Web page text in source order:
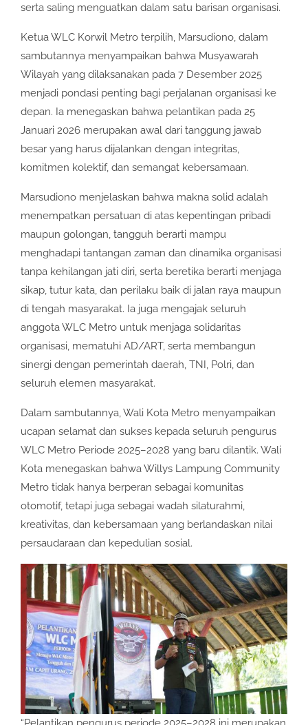
serta saling menguatkan dalam satu barisan organisasi.
Ketua WLC Korwil Metro terpilih, Marsudiono, dalam
sambutannya menyampaikan bahwa Musyawarah
Wilayah yang dilaksanakan pada 7 Desember 2025
menjadi pondasi penting bagi perjalanan organisasi ke
depan. Ia menegaskan bahwa pelantikan pada 25
Januari 2026 merupakan awal dari tanggung jawab
besar yang harus dijalankan dengan integritas,
komitmen kolektif, dan semangat kebersamaan.
Marsudiono menjelaskan bahwa makna solid adalah
menempatkan persatuan di atas kepentingan pribadi
maupun golongan, tangguh berarti mampu
menghadapi tantangan zaman dan dinamika organisasi
tanpa kehilangan jati diri, serta beretika berarti menjaga
sikap, tutur kata, dan perilaku baik di jalan raya maupun
di tengah masyarakat. Ia juga mengajak seluruh
anggota WLC Metro untuk menjaga solidaritas
organisasi, mematuhi AD/ART, serta membangun
sinergi dengan pemerintah daerah, TNI, Polri, dan
seluruh elemen masyarakat.
Dalam sambutannya, Wali Kota Metro menyampaikan
ucapan selamat dan sukses kepada seluruh pengurus
WLC Metro Periode 2025–2028 yang baru dilantik. Wali
Kota menegaskan bahwa Willys Lampung Community
Metro tidak hanya berperan sebagai komunitas
otomotif, tetapi juga sebagai wadah silaturahmi,
kreativitas, dan kebersamaan yang berlandaskan nilai
persaudaraan dan kepedulian sosial.